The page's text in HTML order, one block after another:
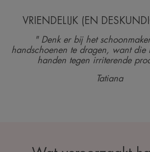
VRIENDELIJK (EN
" Denk er bij het
handschoenen te dragen, want die
handen tegen irriterende
Tatiana